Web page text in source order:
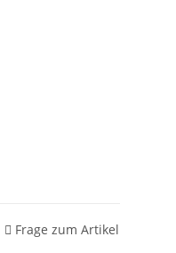
Frage zum Artikel